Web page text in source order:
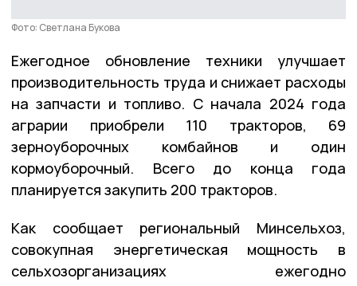
Фото: Светлана Букова
Ежегодное обновление техники улучшает
производительность труда и снижает расходы
на запчасти и топливо. С начала 2024 года
аграрии приобрели 110 тракторов, 69
зерноуборочных комбайнов и один
кормоуборочный. Всего до конца года
планируется закупить 200 тракторов.
Как сообщает региональный Минсельхоз,
совокупная энергетическая мощность в
сельхозорганизациях ежегодно